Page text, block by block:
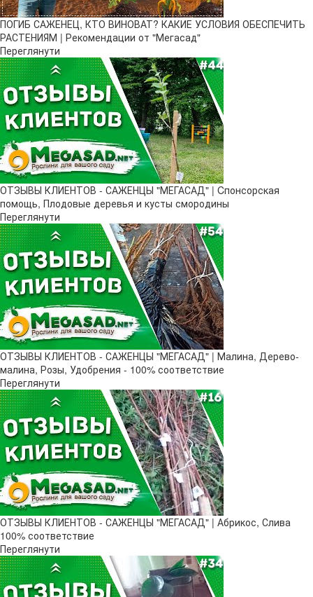
ПОГИБ САЖЕНЕЦ, КТО ВИНОВАТ? КАКИЕ УСЛОВИЯ ОБЕСПЕЧИТЬ
РАСТЕНИЯМ | Рекомендации от "Мегасад"
Переглянути
ОТЗЫВЫ КЛИЕНТОВ - САЖЕНЦЫ "МЕГАСАД" | Cпонсорская
помощь, Плодовые деревья и кусты смородины
Переглянути
ОТЗЫВЫ КЛИЕНТОВ - САЖЕНЦЫ "МЕГАСАД" | Малина, Дерево-
малина, Розы, Удобрения - 100% соответствие
Переглянути
ОТЗЫВЫ КЛИЕНТОВ - САЖЕНЦЫ "МЕГАСАД" | Абрикос, Слива
100% соответствие
Переглянути